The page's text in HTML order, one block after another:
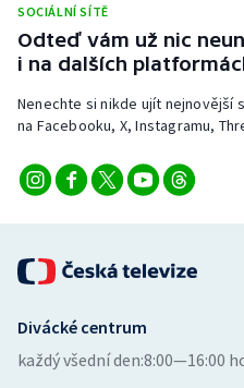
SOCIÁLNÍ SÍTĚ
Odteď vám už nic
i na dalších
Nenechte si nikde ujít nejnovější
na Facebooku, X, Instagramu,
Divácké centrum
každý všední den:8:00—16:00